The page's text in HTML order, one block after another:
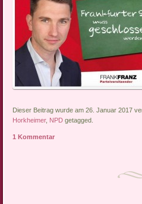
Dieser Beitrag wurde am 26. Januar 2017
Horkheimer, NPD getagged.
1 Kommentar